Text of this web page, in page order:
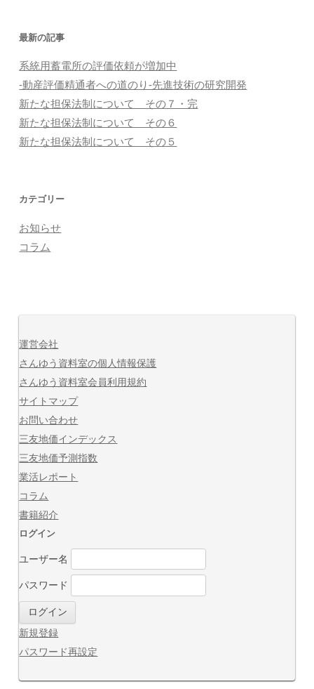
最新の記事
系統用蓄電所の評価依頼が増加中
-動産評価精通者への道のり-先進技術の研究開発
新たな担保法制について その７・完
新たな担保法制について その６
新たな担保法制について その５
カテゴリー
お知らせ
コラム
運営会社
さんゆう資料室の個人情報保護
さんゆう資料室会員利用規約
サイトマップ
お問い合わせ
三友地価インデックス
三友地価予測指数
業活レポート
コラム
書籍紹介
ログイン
ユーザー名
パスワード
新規登録
パスワード再設定